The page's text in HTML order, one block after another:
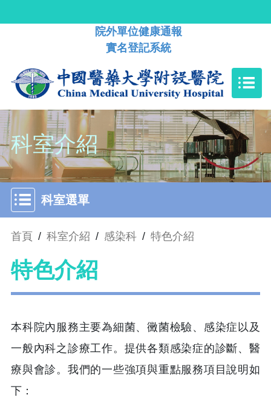
院外單位健康通報
實名登記系統
科室介紹
科室選單
首頁 / 科室介紹 / 感染科 / 特色介紹
特色介紹
本科院內服務主要為細菌、黴菌檢驗、感染症以及
一般內科之診療工作。提供各類感染症的診斷、醫
療與會診。我們的一些強項與重點服務項目說明如
下：